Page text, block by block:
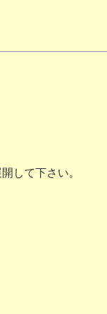
して下さい。